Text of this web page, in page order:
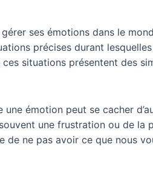
ses émotions dans le
précises durant
situations présentent des
émotion peut se cacher
une frustration ou de la
de ne pas avoir ce que nous